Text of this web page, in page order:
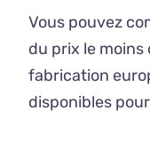
Vous pouvez
du prix le
fabrication
disponibles